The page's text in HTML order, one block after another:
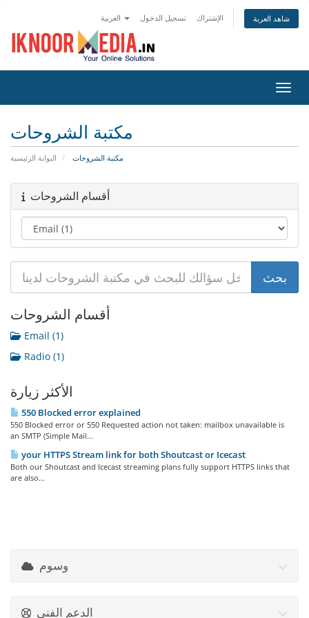
تسجيل الدخول الإشتراك شاهد العربة
مكتبة الشروحات
البوابة الرئيسية مكتبة الشروحات
أقسام الشروحات
أقسام الشروحات
Email (1)
Radio (1)
الأكثر زيارة
550 Blocked error explained
550 Blocked error or 550 Requested action not taken: mailbox unavailable is
an SMTP (Simple Mail...
your HTTPS Stream link for both Shoutcast or Icecast
Both our Shoutcast and Icecast streaming plans fully support HTTPS links that
are also...
وسوم
الدعم الفني